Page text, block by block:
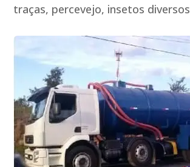
traças, percevejo, insetos diversos